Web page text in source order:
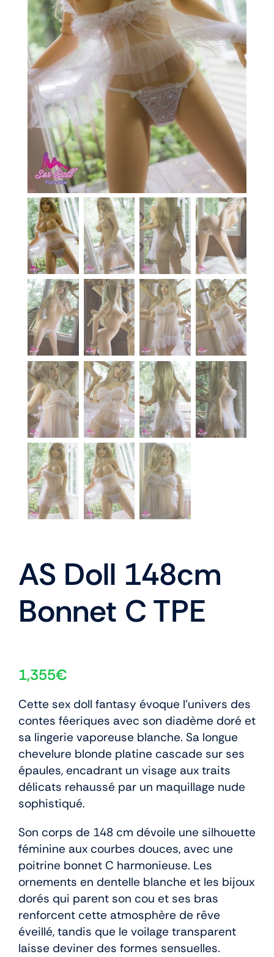
En stock
Aide
Guides
Paiement
Contact
Livraison
À propos
Blog
AS Doll 148cm
Bonnet C TPE
1,355€
Cette sex doll fantasy évoque l’univers des
contes féeriques avec son diadème doré et
sa lingerie vaporeuse blanche. Sa longue
chevelure blonde platine cascade sur ses
épaules, encadrant un visage aux traits
délicats rehaussé par un maquillage nude
sophistiqué.
Son corps de 148 cm dévoile une silhouette
féminine aux courbes douces, avec une
poitrine bonnet C harmonieuse. Les
ornements en dentelle blanche et les bijoux
dorés qui parent son cou et ses bras
renforcent cette atmosphère de rêve
éveillé, tandis que le voilage transparent
laisse deviner des formes sensuelles.